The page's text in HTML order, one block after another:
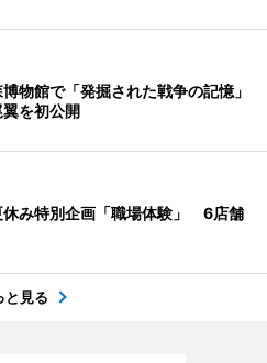
物館で「発掘された戦争の記憶」
を初公開
休み特別企画「職場体験」 6店舗
と見る